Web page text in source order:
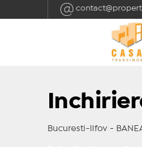
Bucuresti-Ilfov -